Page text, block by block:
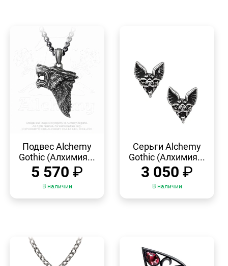
ПРОСМОТР
Подвес Alchemy
Gothic (Алхимия...
5 570 ₽
В наличии
ПРОСМОТР
Серьги Alchemy
Gothic (Алхимия...
3 050 ₽
В наличии